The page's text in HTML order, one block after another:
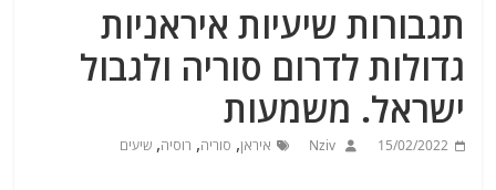
תגבורות שיעיות איראניות
גדולות לדרום סוריה ולגבול
ישראל. משמעות
15/02/2022
Nziv איראן, סוריה, רוסיה,שיעים